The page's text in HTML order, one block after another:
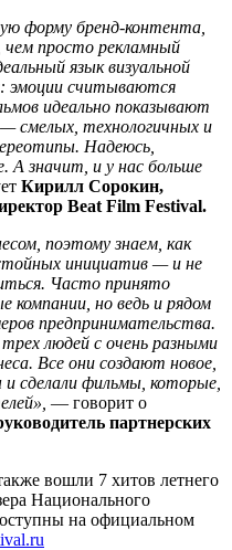
форму бренд-контента,
просто рекламный
язык визуальной
эмоции считываются
идеально показывают
смелых, технологичных и
Надеюсь,
А значит, и у нас больше
Кирилл Сорокин,
Beat Film Festival.
поэтому знаем, как
инициатив — и не
Часто принято
компании, но ведь и рядом
предпринимательства.
людей с очень разными
Все они создают новое,
сделали фильмы, которые,
— говорит о
партнерских
вошли 7 хитов летнего
Национального
на официальном